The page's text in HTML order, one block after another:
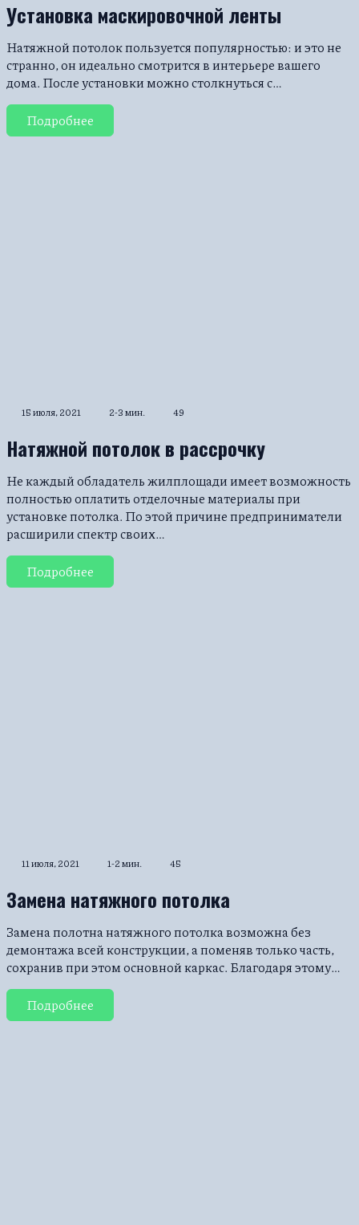
Установка маскировочной ленты
Натяжной потолок пользуется популярностью: и это не
странно, он идеально смотрится в интерьере вашего
дома. После установки можно столкнуться с…
Подробнее
15 июля, 2021 2-3 мин. 49
Натяжной потолок в рассрочку
Не каждый обладатель жилплощади имеет возможность
полностью оплатить отделочные материалы при
установке потолка. По этой причине предприниматели
расширили спектр своих…
Подробнее
11 июля, 2021 1-2 мин. 45
Замена натяжного потолка
Замена полотна натяжного потолка возможна без
демонтажа всей конструкции, а поменяв только часть,
сохранив при этом основной каркас. Благодаря этому…
Подробнее